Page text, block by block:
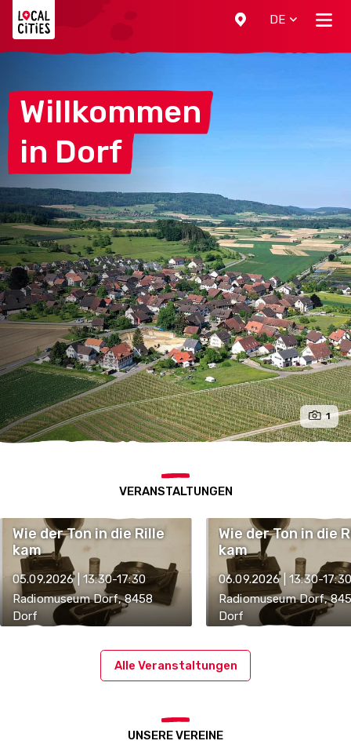
DE
Willkommen
in Dorf
1
VERANSTALTUNGEN
Wie der Ton in die Rille
kam
05.09.2026 | 13:30-17:30
Radiomuseum Dorf, 8458
Dorf
Wie der Ton in die
kam
06.09.2026 | 13:30-17:30
Radiomuseum Dorf,
Dorf
Alle Veranstaltungen
UNSERE VEREINE